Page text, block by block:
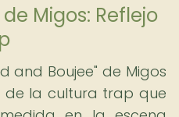
Migos: Reflejo
and Boujee" de Migos
de la cultura trap que